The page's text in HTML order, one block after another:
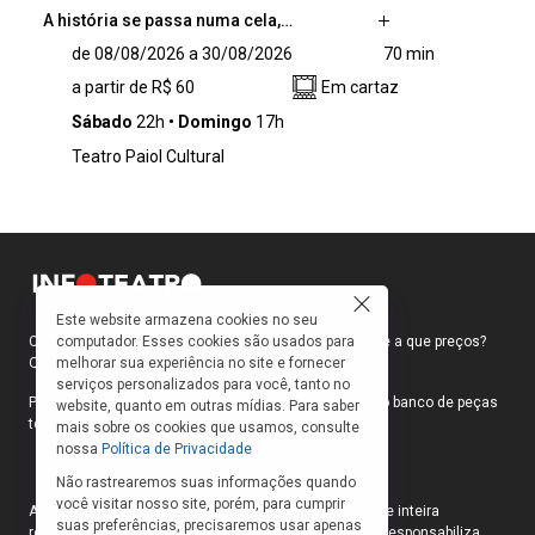
A história se passa numa cela,…
presos confinados disputam o poder e
articulam uma fuga durante uma rebelião
anunciada. Porém, tudo muda quando um
jogado no mesmo espaço, transformando o
de 08/08/2026 a 30/08/2026
70 min
a partir de R$ 60
Em cartaz
Sábado 22h Domingo 17h
Teatro Paiol Cultural
Como faço para ir ao teatro? Onde compro ingressos e a que preços?
Quais peças estão em cartaz?
Para responder a essas e outras perguntas, criamos o banco de peças
teatrais do INFOTEATRO.
As informações das peças cadastradas no site são de inteira
Este website armazena cookies no seu
computador. Esses cookies são usados para
melhorar sua experiência no site e fornecer
serviços personalizados para você, tanto no
website, quanto em outras mídias. Para saber
mais sobre os cookies que usamos, consulte
nossa Política de Privacidade
Não rastrearemos suas informações quando
você visitar nosso site, porém, para cumprir
suas preferências, precisaremos usar apenas